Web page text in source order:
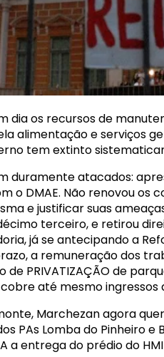
dia os recursos de
alimentação e serviços
tem extinto
duramente atacados:
o DMAE. Não renovou
e justificar suas
terceiro, e retirou
já se antecipando a
a remuneração dos
PRIVATIZAÇÃO de
até mesmo ingressos
Marchezan agora quer
PAs Lomba do Pinheiro e
a entrega do prédio do